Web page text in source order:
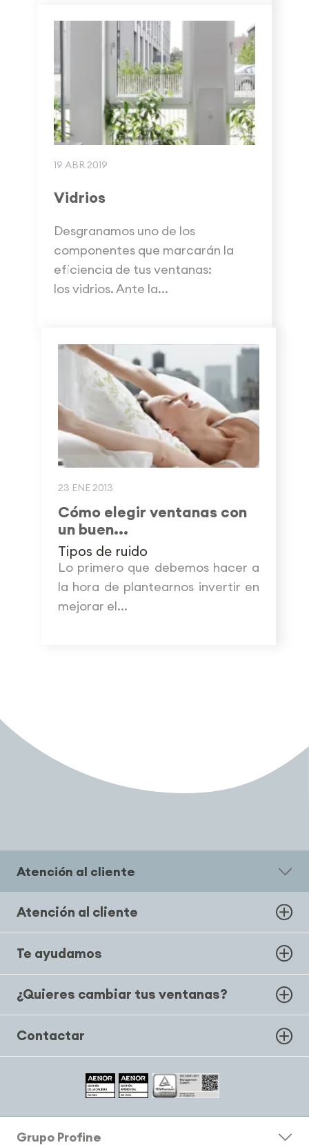
19 ABR 2019
Vidrios
Desgranamos uno de los
componentes que marcarán la
eficiencia de tus ventanas:
los vidrios. Ante la...
23 ENE 2013
Cómo elegir ventanas con
un buen...
Tipos de ruido
Lo primero que debemos hacer a
la hora de plantearnos invertir en
mejorar el...
Atención al cliente
Atención al cliente
Te ayudamos
¿Quieres cambiar tus ventanas?
Contactar
Grupo Profine